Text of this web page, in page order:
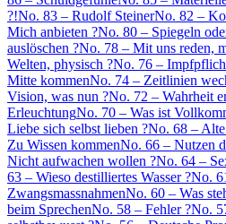
?!No. 83 – Rudolf SteinerNo. 82 –
Mich anbieten ?No. 80 – Spiegeln
auslöschen ?No. 78 – Mit uns reden,
Welten, physisch ?No. 76 –
Mitte kommenNo. 74 – Zeitlinien
Vision, was nun ?No. 72 – Wahrheit
ErleuchtungNo. 70 – Was ist
Liebe sich selbst lieben ?No. 68 – Alte
Zu Wissen kommenNo. 66 – Nutzen
Nicht aufwachen wollen ?No. 64 –
63 – Wieso destilliertes Wasser ?No.
ZwangsmassnahmenNo. 60 – Was
beim SprechenNo. 58 – Fehler ?No.